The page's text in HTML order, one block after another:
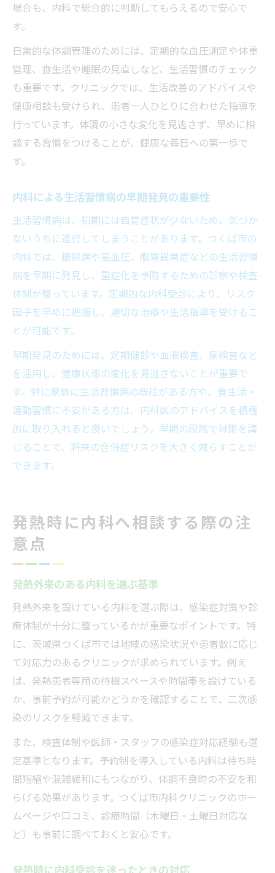
場合も、内科で総合的に判断してもらえるので安心で
す。
日常的な体調管理のためには、定期的な血圧測定や体重
管理、食生活や睡眠の見直しなど、生活習慣のチェック
も重要です。クリニックでは、生活改善のアドバイスや
健康相談も受けられ、患者一人ひとりに合わせた指導を
行っています。体調の小さな変化を見逃さず、早めに相
談する習慣をつけることが、健康な毎日への第一歩で
す。
内科による生活習慣病の早期発見の重要性
生活習慣病は、初期には自覚症状が少ないため、気づか
ないうちに進行してしまうことがあります。つくば市の
内科では、糖尿病や高血圧、脂質異常症などの生活習慣
病を早期に発見し、重症化を予防するための診察や検査
体制が整っています。定期的な内科受診により、リスク
因子を早めに把握し、適切な治療や生活指導を受けるこ
とが可能です。
早期発見のためには、定期健診や血液検査、尿検査など
を活用し、健康状態の変化を見逃さないことが重要で
す。特に家族に生活習慣病の既往がある方や、食生活・
運動習慣に不安がある方は、内科医のアドバイスを積極
的に取り入れると良いでしょう。早期の段階で対策を講
じることで、将来の合併症リスクを大きく減らすことが
できます。
発熱時に内科へ相談する際の注
意点
発熱外来のある内科を選ぶ基準
発熱外来を設けている内科を選ぶ際は、感染症対策や診
療体制が十分に整っているかが重要なポイントです。特
に、茨城県つくば市では地域の感染状況や患者数に応じ
て対応力のあるクリニックが求められています。例え
ば、発熱患者専用の待機スペースや時間帯を設けている
か、事前予約が可能かどうかを確認することで、二次感
染のリスクを軽減できます。
また、検査体制や医師・スタッフの感染症対応経験も選
定基準となります。予約制を導入している内科は待ち時
間短縮や混雑緩和にもつながり、体調不良時の不安を和
らげる効果があります。つくば市内科クリニックのホー
ムページや口コミ、診療時間（木曜日・土曜日対応な
ど）も事前に調べておくと安心です。